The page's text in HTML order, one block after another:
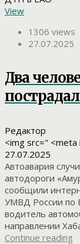
View
1306 views
27.07.2025
Два
Редактор
<img src="
27.07.2025
Автоавария
автодороги
сообщили
УМВД России по
водитель
направлении
Continue reading